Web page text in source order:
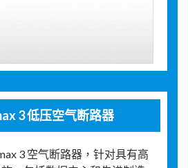
3 低压空气断路器
3 空气断路器，针对具有高